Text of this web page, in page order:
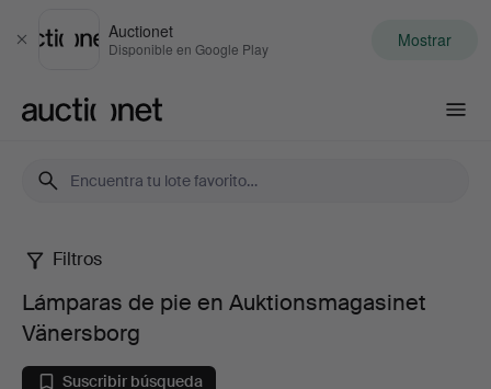
Cerrar
Auctionet
Disponible en Google Play Mostrar
Lámparas
de
pie
Filtros
Lámparas de pie en Auktionsmagasinet
Vänersborg
Suscribir búsqueda